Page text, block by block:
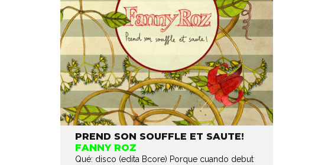
PREND SON SOUFFLE ET SAUTE!
FANNY ROZ
Qué: disco (edita Bcore) Porque cuando debut